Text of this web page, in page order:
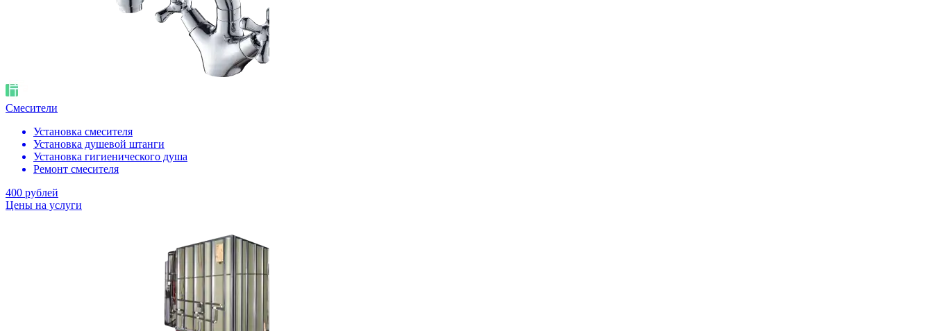
Смесители
Установка смесителя
Установка душевой штанги
Установка гигиенического душа
Ремонт смесителя
400 рублей
Цены на услуги